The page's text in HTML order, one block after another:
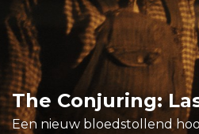
The Conjuring:
Een nieuw bloedstollend